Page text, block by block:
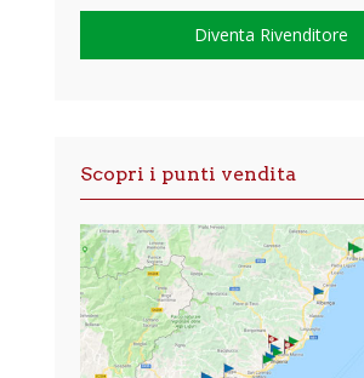
Diventa Rivenditore
Scopri i punti vendita